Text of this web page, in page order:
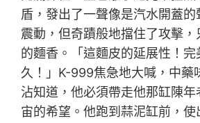
盾，發出了一聲像是汽水開蓋的
震動，但奇蹟般地擋住了攻擊，
的麵香。「這麵皮的延展性！完
久！」K-999焦急地大喊，中藥
沾知道，他必須帶走他那缸陳年
宙的希望。他跑到蒜泥缸前，使